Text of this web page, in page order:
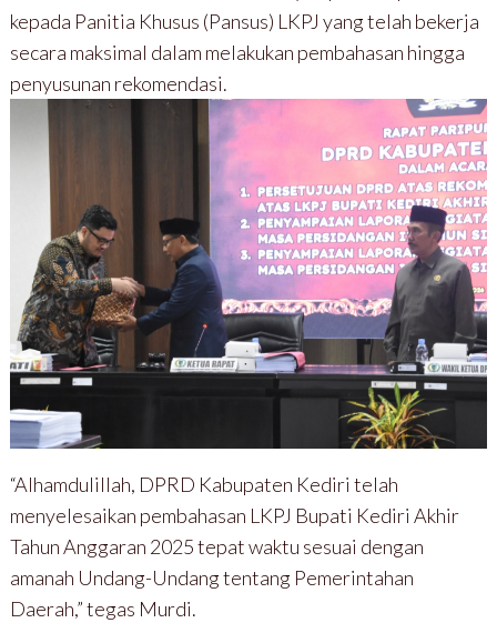
kepada Panitia Khusus (Pansus) LKPJ yang telah bekerja
secara maksimal dalam melakukan pembahasan hingga
penyusunan rekomendasi.
“Alhamdulillah, DPRD Kabupaten Kediri telah
menyelesaikan pembahasan LKPJ Bupati Kediri Akhir
Tahun Anggaran 2025 tepat waktu sesuai dengan
amanah Undang-Undang tentang Pemerintahan
Daerah,” tegas Murdi.